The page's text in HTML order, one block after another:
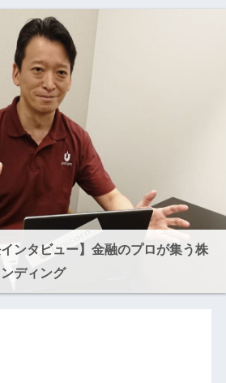
ンタビュー】金融のプロが集う株
ディング